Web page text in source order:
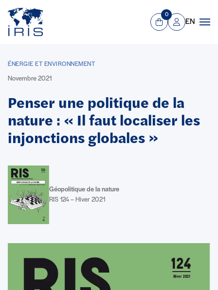
Aller au contenu principal
Panier
0
Mon compte
EN
ÉNERGIE ET ENVIRONNEMENT
Novembre 2021
Penser une politique de la
nature : « Il faut localiser les
injonctions globales »
Géopolitique de la nature
RIS 124 – Hiver 2021